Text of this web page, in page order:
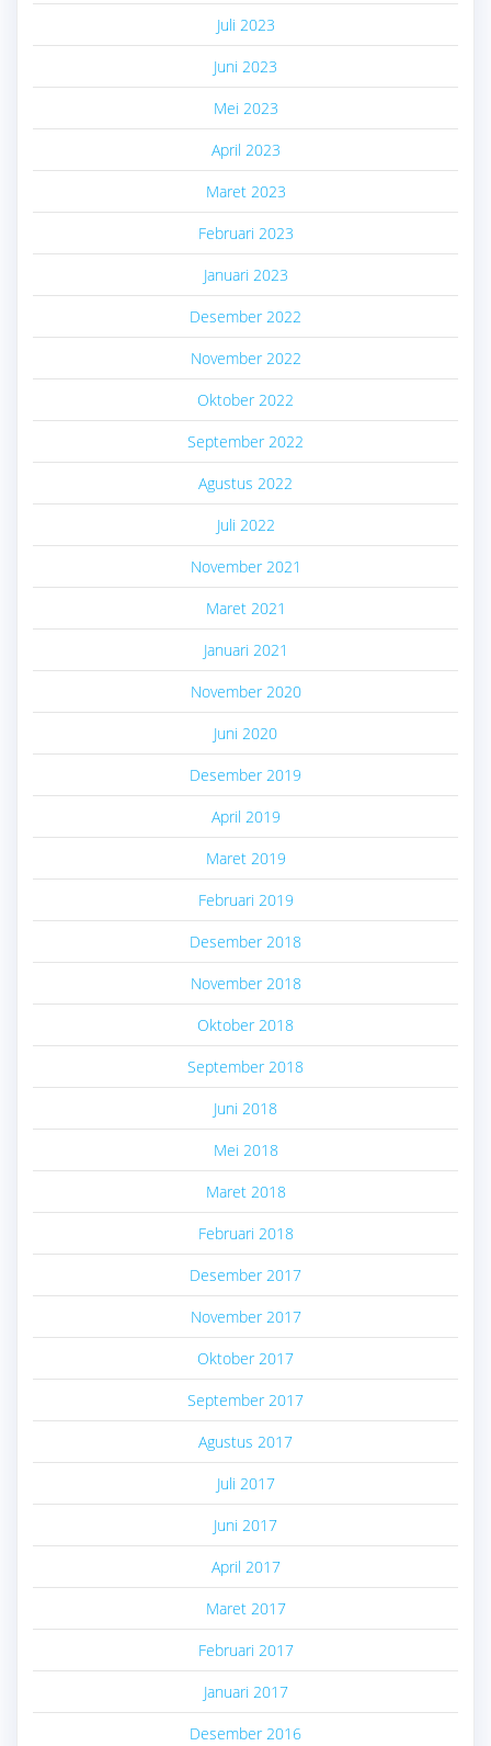
Juli 2023
Juni 2023
Mei 2023
April 2023
Maret 2023
Februari 2023
Januari 2023
Desember 2022
November 2022
Oktober 2022
September 2022
Agustus 2022
Juli 2022
November 2021
Maret 2021
Januari 2021
November 2020
Juni 2020
Desember 2019
April 2019
Maret 2019
Februari 2019
Desember 2018
November 2018
Oktober 2018
September 2018
Juni 2018
Mei 2018
Maret 2018
Februari 2018
Desember 2017
November 2017
Oktober 2017
September 2017
Agustus 2017
Juli 2017
Juni 2017
April 2017
Maret 2017
Februari 2017
Januari 2017
Desember 2016